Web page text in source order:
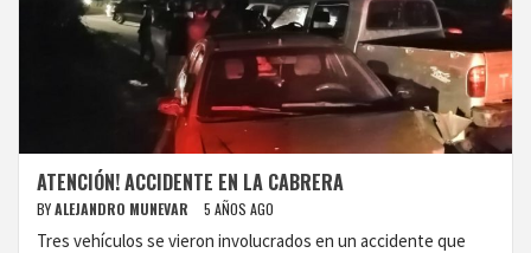
ATENCIÓN! ACCIDENTE EN LA CABRERA
BYALEJANDRO MUNEVAR 5 AÑOS AGO
Tres vehículos se vieron involucrados en un accidente que